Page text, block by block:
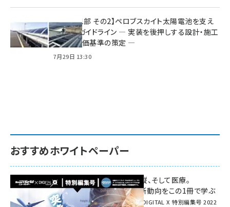
特集【第1部 その2】ペロブスカイト太陽電池を支え
る2つのガイドライン ― 実装を後押しする設計・施工
方針と評価基準の策定 ―
7月29日 13:30
おすすめホワイトペーパー
環境対策、建機の遠隔操縦、そして医療。
次世代通信規格「5G」最新動向をこの1冊で学ぶ
SmartGrid ニューズレター × DIGITAL X 特別編集号 2022